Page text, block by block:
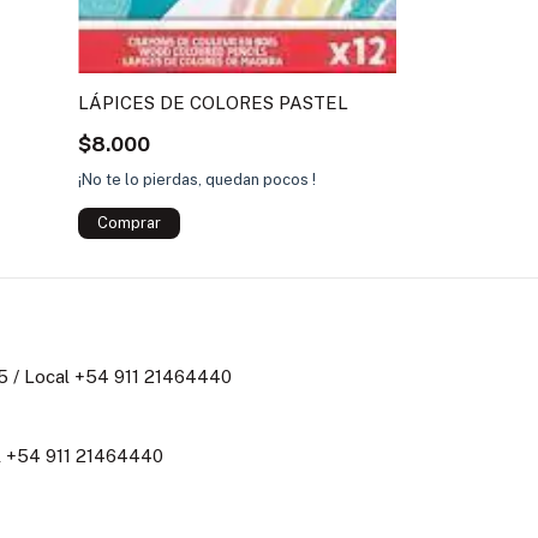
LÁPICES DE COLORES PASTEL
$8.000
¡No te lo pierdas, quedan pocos !
/ Local +54 911 21464440
+54 911 21464440